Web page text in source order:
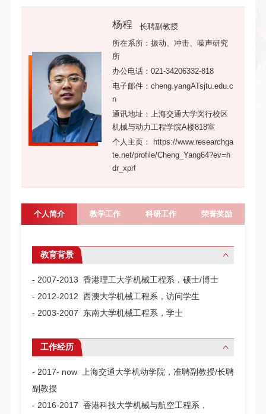
杨程
长聘副教授
所在系所：振动、冲击、噪声研究
所
办公电话：021-34206332-818
电子邮件：cheng.yangATsjtu.edu.c
n
通讯地址：上海交通大学闵行校区
机械与动力工程学院A楼818室
个人主页： https://www.researchga
te.net/profile/Cheng_Yang64?ev=h
dr_xprf
个人简介 教学工作 科研工作 荣誉奖励
教育背景
- 2007-2013 香港理工大学机械工程系，硕士/博士
- 2012-2012 西澳大学机械工程系，访问学生
- 2003-2007 东南大学机械工程系，学士
工作经历
- 2017- now 上海交通大学机动学院， 准聘副教授/长聘
副教授
- 2016-2017 香港科技大学机械与航空工程系，